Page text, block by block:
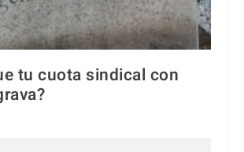
tu cuota sindical con